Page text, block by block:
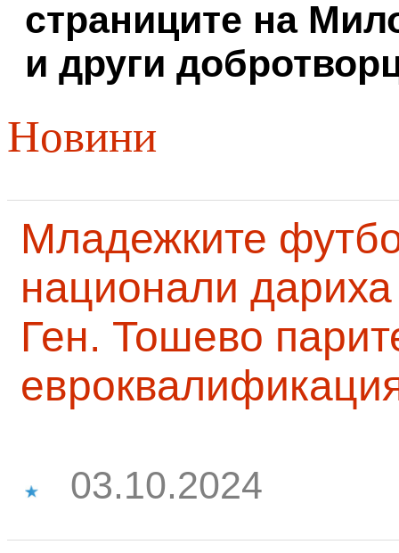
страниците на
и други
Новини
Младежките
национали
Ген. Тошево
03.10.2024